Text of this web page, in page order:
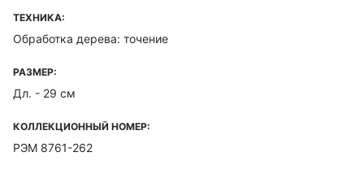
ТЕХНИКА:
Обработка дерева: точение
РАЗМЕР:
Дл. - 29 см
КОЛЛЕКЦИОННЫЙ НОМЕР:
РЭМ 8761-262